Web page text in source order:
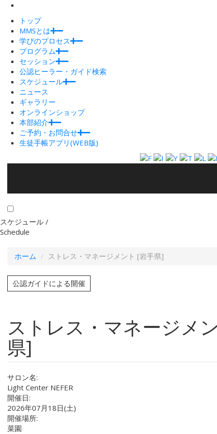
トップ
MMSとは
学びのプロセス
プログラム
セッション
公認ヒーラー・ガイド検索
スケジュール
ニュース
ギャラリー
オンラインショップ
本部紹介
ご予約・お問合せ
生徒手帳アプリ(WEB版)
スケジュール /
Schedule
ホーム ストレス・マネージメント [岩手県]
公認ガイドによる開催
ストレス・マネージメ
県]
サロン名:
Light Center NEFER
開催日:
2026年07月18日(土)
開催場所:
菜園